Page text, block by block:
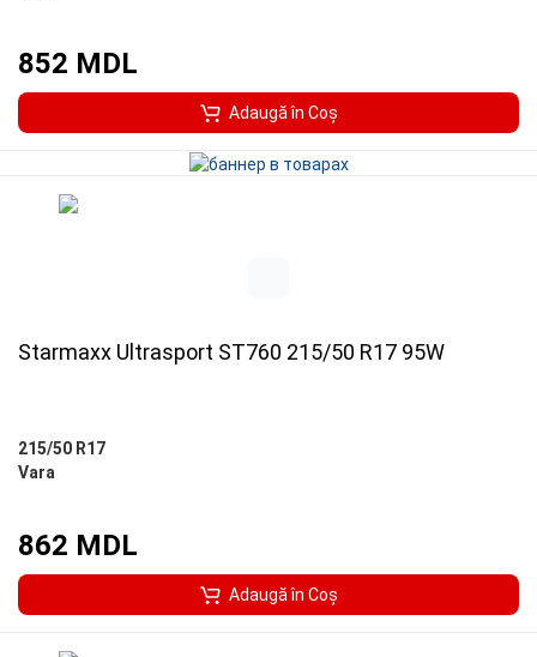
852 MDL
Adaugă în Coş
Starmaxx Ultrasport ST760 215/50 R17 95W
215/50 R17
Vara
862 MDL
Adaugă în Coş